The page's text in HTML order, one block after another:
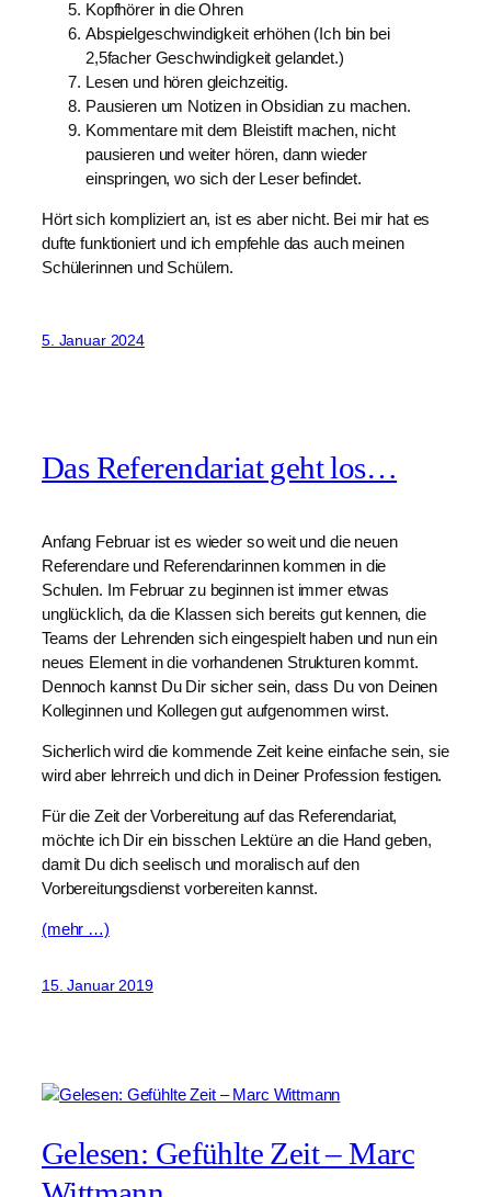
Kopfhörer in die Ohren
Abspielgeschwindigkeit erhöhen (Ich bin bei
2,5facher Geschwindigkeit gelandet.)
Lesen und hören gleichzeitig.
Pausieren um Notizen in Obsidian zu machen.
Kommentare mit dem Bleistift machen, nicht
pausieren und weiter hören, dann wieder
einspringen, wo sich der Leser befindet.
Hört sich kompliziert an, ist es aber nicht. Bei mir hat es
dufte funktioniert und ich empfehle das auch meinen
Schülerinnen und Schülern.
5. Januar 2024
Das Referendariat geht los…
Anfang Februar ist es wieder so weit und die neuen
Referendare und Referendarinnen kommen in die
Schulen. Im Februar zu beginnen ist immer etwas
unglücklich, da die Klassen sich bereits gut kennen, die
Teams der Lehrenden sich eingespielt haben und nun ein
neues Element in die vorhandenen Strukturen kommt.
Dennoch kannst Du Dir sicher sein, dass Du von Deinen
Kolleginnen und Kollegen gut aufgenommen wirst.
Sicherlich wird die kommende Zeit keine einfache sein, sie
wird aber lehrreich und dich in Deiner Profession festigen.
Für die Zeit der Vorbereitung auf das Referendariat,
möchte ich Dir ein bisschen Lektüre an die Hand geben,
damit Du dich seelisch und moralisch auf den
Vorbereitungsdienst vorbereiten kannst.
(mehr …)
15. Januar 2019
Gelesen: Gefühlte Zeit – Marc